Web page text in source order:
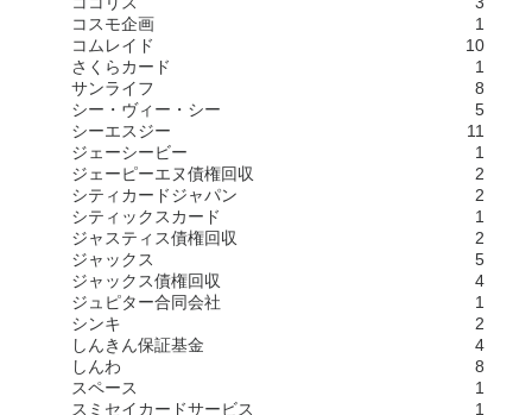
コスモ企画
1
コムレイド
10
さくらカード
1
サンライフ
8
シー・ヴィー・シー
5
シーエスジー
11
ジェーシービー
1
ジェーピーエヌ債権回収
2
シティカードジャパン
2
シティックスカード
1
ジャスティス債権回収
2
ジャックス
5
ジャックス債権回収
4
ジュピター合同会社
1
シンキ
2
しんきん保証基金
4
しんわ
8
スペース
1
スミセイカードサービス
1